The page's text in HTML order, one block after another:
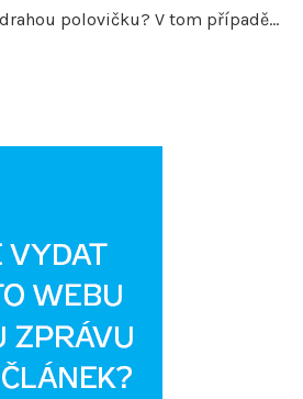
polovičku? V tom případě…